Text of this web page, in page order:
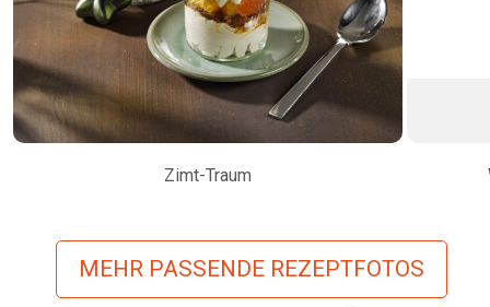
Zimt-Traum
MEHR PASSENDE REZEPTFOTOS